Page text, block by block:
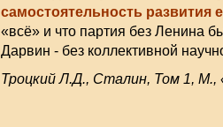
самостоятельность развития
«всё» и что партия без Ленина
Дарвин - без коллективной
Троцкий Л.Д., Сталин, Том 1, М.,